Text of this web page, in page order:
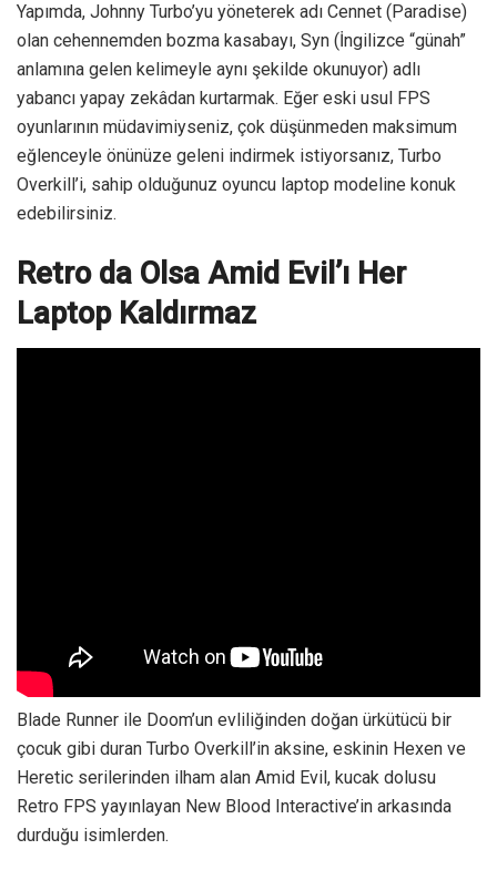
Yapımda, Johnny Turbo’yu yöneterek adı Cennet (Paradise)
olan cehennemden bozma kasabayı, Syn (İngilizce “günah”
anlamına gelen kelimeyle aynı şekilde okunuyor) adlı
yabancı yapay zekâdan kurtarmak. Eğer eski usul FPS
oyunlarının müdavimiyseniz, çok düşünmeden maksimum
eğlenceyle önünüze geleni indirmek istiyorsanız, Turbo
Overkill’i, sahip olduğunuz oyuncu laptop modeline konuk
edebilirsiniz.
Retro da Olsa Amid Evil’ı Her
Laptop Kaldırmaz
Blade Runner ile Doom’un evliliğinden doğan ürkütücü bir
çocuk gibi duran Turbo Overkill’in aksine, eskinin Hexen ve
Heretic serilerinden ilham alan Amid Evil, kucak dolusu
Retro FPS yayınlayan New Blood Interactive’in arkasında
durduğu isimlerden.